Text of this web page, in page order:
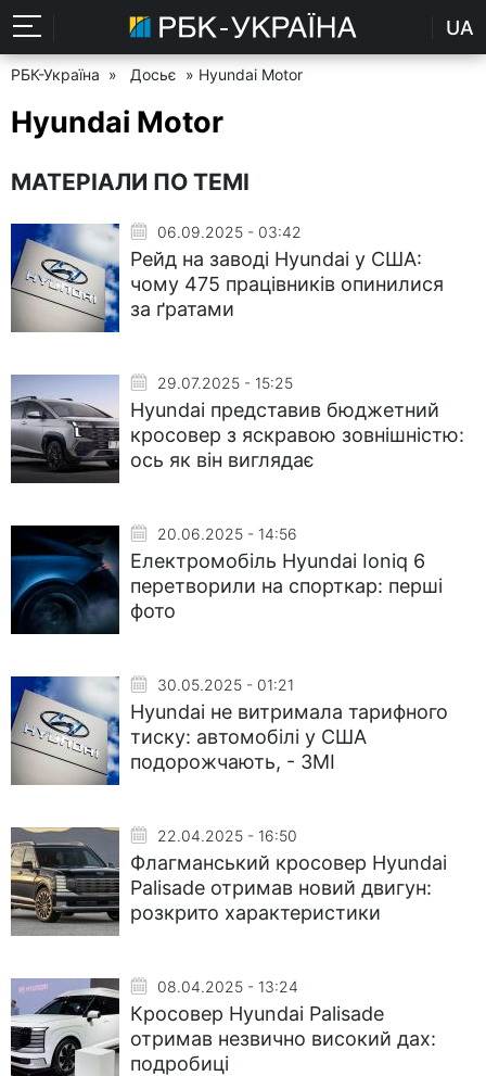
UA
РБК-Україна » Досьє » Hyundai Motor
Hyundai Motor
МАТЕРІАЛИ ПО ТЕМІ
06.09.2025 - 03:42
Рейд на заводі Hyundai у США:
чому 475 працівників опинилися
за ґратами
29.07.2025 - 15:25
Hyundai представив бюджетний
кросовер з яскравою зовнішністю:
ось як він виглядає
20.06.2025 - 14:56
Електромобіль Hyundai Ioniq 6
перетворили на спорткар: перші
фото
30.05.2025 - 01:21
Hyundai не витримала тарифного
тиску: автомобілі у США
подорожчають, - ЗМІ
22.04.2025 - 16:50
Флагманський кросовер Hyundai
Palisade отримав новий двигун:
розкрито характеристики
08.04.2025 - 13:24
Кросовер Hyundai Palisade
отримав незвично високий дах:
подробиці